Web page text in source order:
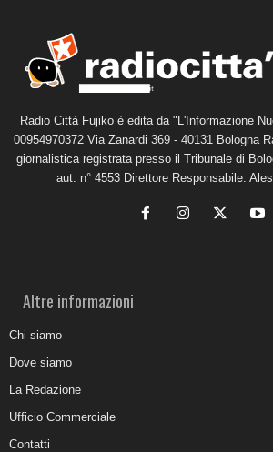
Radio Città Fujiko è edita da "L'Informazione
00954970372 Via Zanardi 369 - 40131 Bologna
giornalistica registrata presso il Tribunale di
aut. n° 4553 Direttore Responsabile:
Altre informazioni
Chi siamo
Dove siamo
La Redazione
Ufficio Commerciale
Contatti